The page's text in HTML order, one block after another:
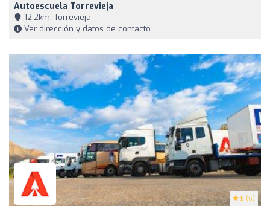
Autoescuela Torrevieja
12,2km, Torrevieja
Ver dirección y datos de contacto
5 (6)